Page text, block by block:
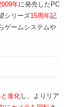
年に発売したPC
シリーズ15周年記
ゲームシステムや
進化し、よりリア